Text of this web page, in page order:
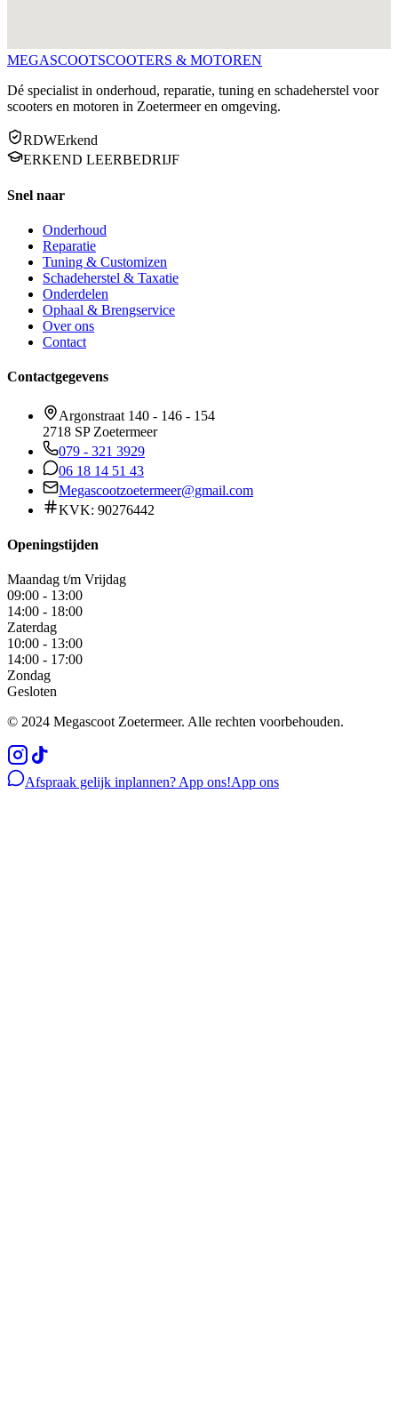
MEGASCOOTSCOOTERS & MOTOREN
Dé specialist in onderhoud, reparatie, tuning en schadeherstel voor
scooters en motoren in Zoetermeer en omgeving.
RDWErkend
ERKEND LEERBEDRIJF
Snel naar
Onderhoud
Reparatie
Tuning & Customizen
Schadeherstel & Taxatie
Onderdelen
Ophaal & Brengservice
Over ons
Contact
Contactgegevens
Argonstraat 140 - 146 - 154
2718 SP Zoetermeer
079 - 321 3929
06 18 14 51 43
Megascootzoetermeer@gmail.com
KVK: 90276442
Openingstijden
Maandag t/m Vrijdag
09:00 - 13:00
14:00 - 18:00
Zaterdag
10:00 - 13:00
14:00 - 17:00
Zondag
Gesloten
© 2024 Megascoot Zoetermeer. Alle rechten voorbehouden.
Afspraak gelijk inplannen? App ons!App ons